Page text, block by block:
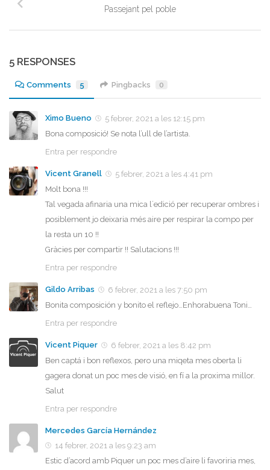
Passejant pel poble
5 RESPONSES
Comments 5 Pingbacks 0
Ximo Bueno
5 febrer, 2021 a les 12:15 pm
Bona composició! Se nota l’ull de l’artista.
Entra per respondre
Vicent Granell
5 febrer, 2021 a les 4:41 pm
Molt bona !!!
Tal vegada afinaria una mica l´edició per recuperar ombres i
posiblement jo deixaria més aire per respirar la compo per
la resta un 10 !!
Gràcies per compartir !! Salutacions !!!
Entra per respondre
Gildo Arribas
6 febrer, 2021 a les 7:50 pm
Bonita composición y bonito el reflejo…Enhorabuena Toni…
Entra per respondre
Vicent Piquer
6 febrer, 2021 a les 8:42 pm
Ben captá i bon reflexos, pero una miqeta mes oberta li
gagera donat un poc mes de visió, en fí a la proxima millor.
Salut
Entra per respondre
Mercedes García Hernández
14 febrer, 2021 a les 9:23 am
Estic d’acord amb Piquer un poc mes d’aire li favoriria mes,